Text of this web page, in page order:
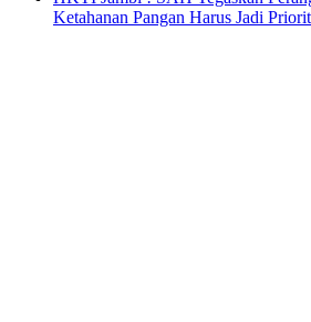
Ketahanan Pangan Harus Jadi